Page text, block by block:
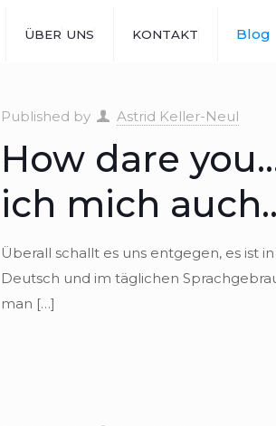
ÜBER UNS KONTAKT Blog
Published by Astrid Keller-Neul
How dare
ich mich
Über­all schallt es uns ent­ge­gen, es ist
Deutsch und im täg­li­chen
man […]